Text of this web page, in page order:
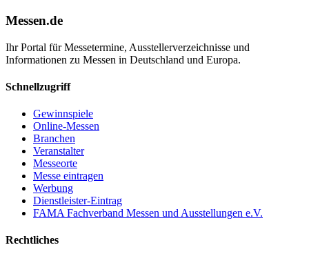
Messen.de
Ihr Portal für Messetermine, Ausstellerverzeichnisse und
Informationen zu Messen in Deutschland und Europa.
Schnellzugriff
Gewinnspiele
Online-Messen
Branchen
Veranstalter
Messeorte
Messe eintragen
Werbung
Dienstleister-Eintrag
FAMA Fachverband Messen und Ausstellungen e.V.
Rechtliches